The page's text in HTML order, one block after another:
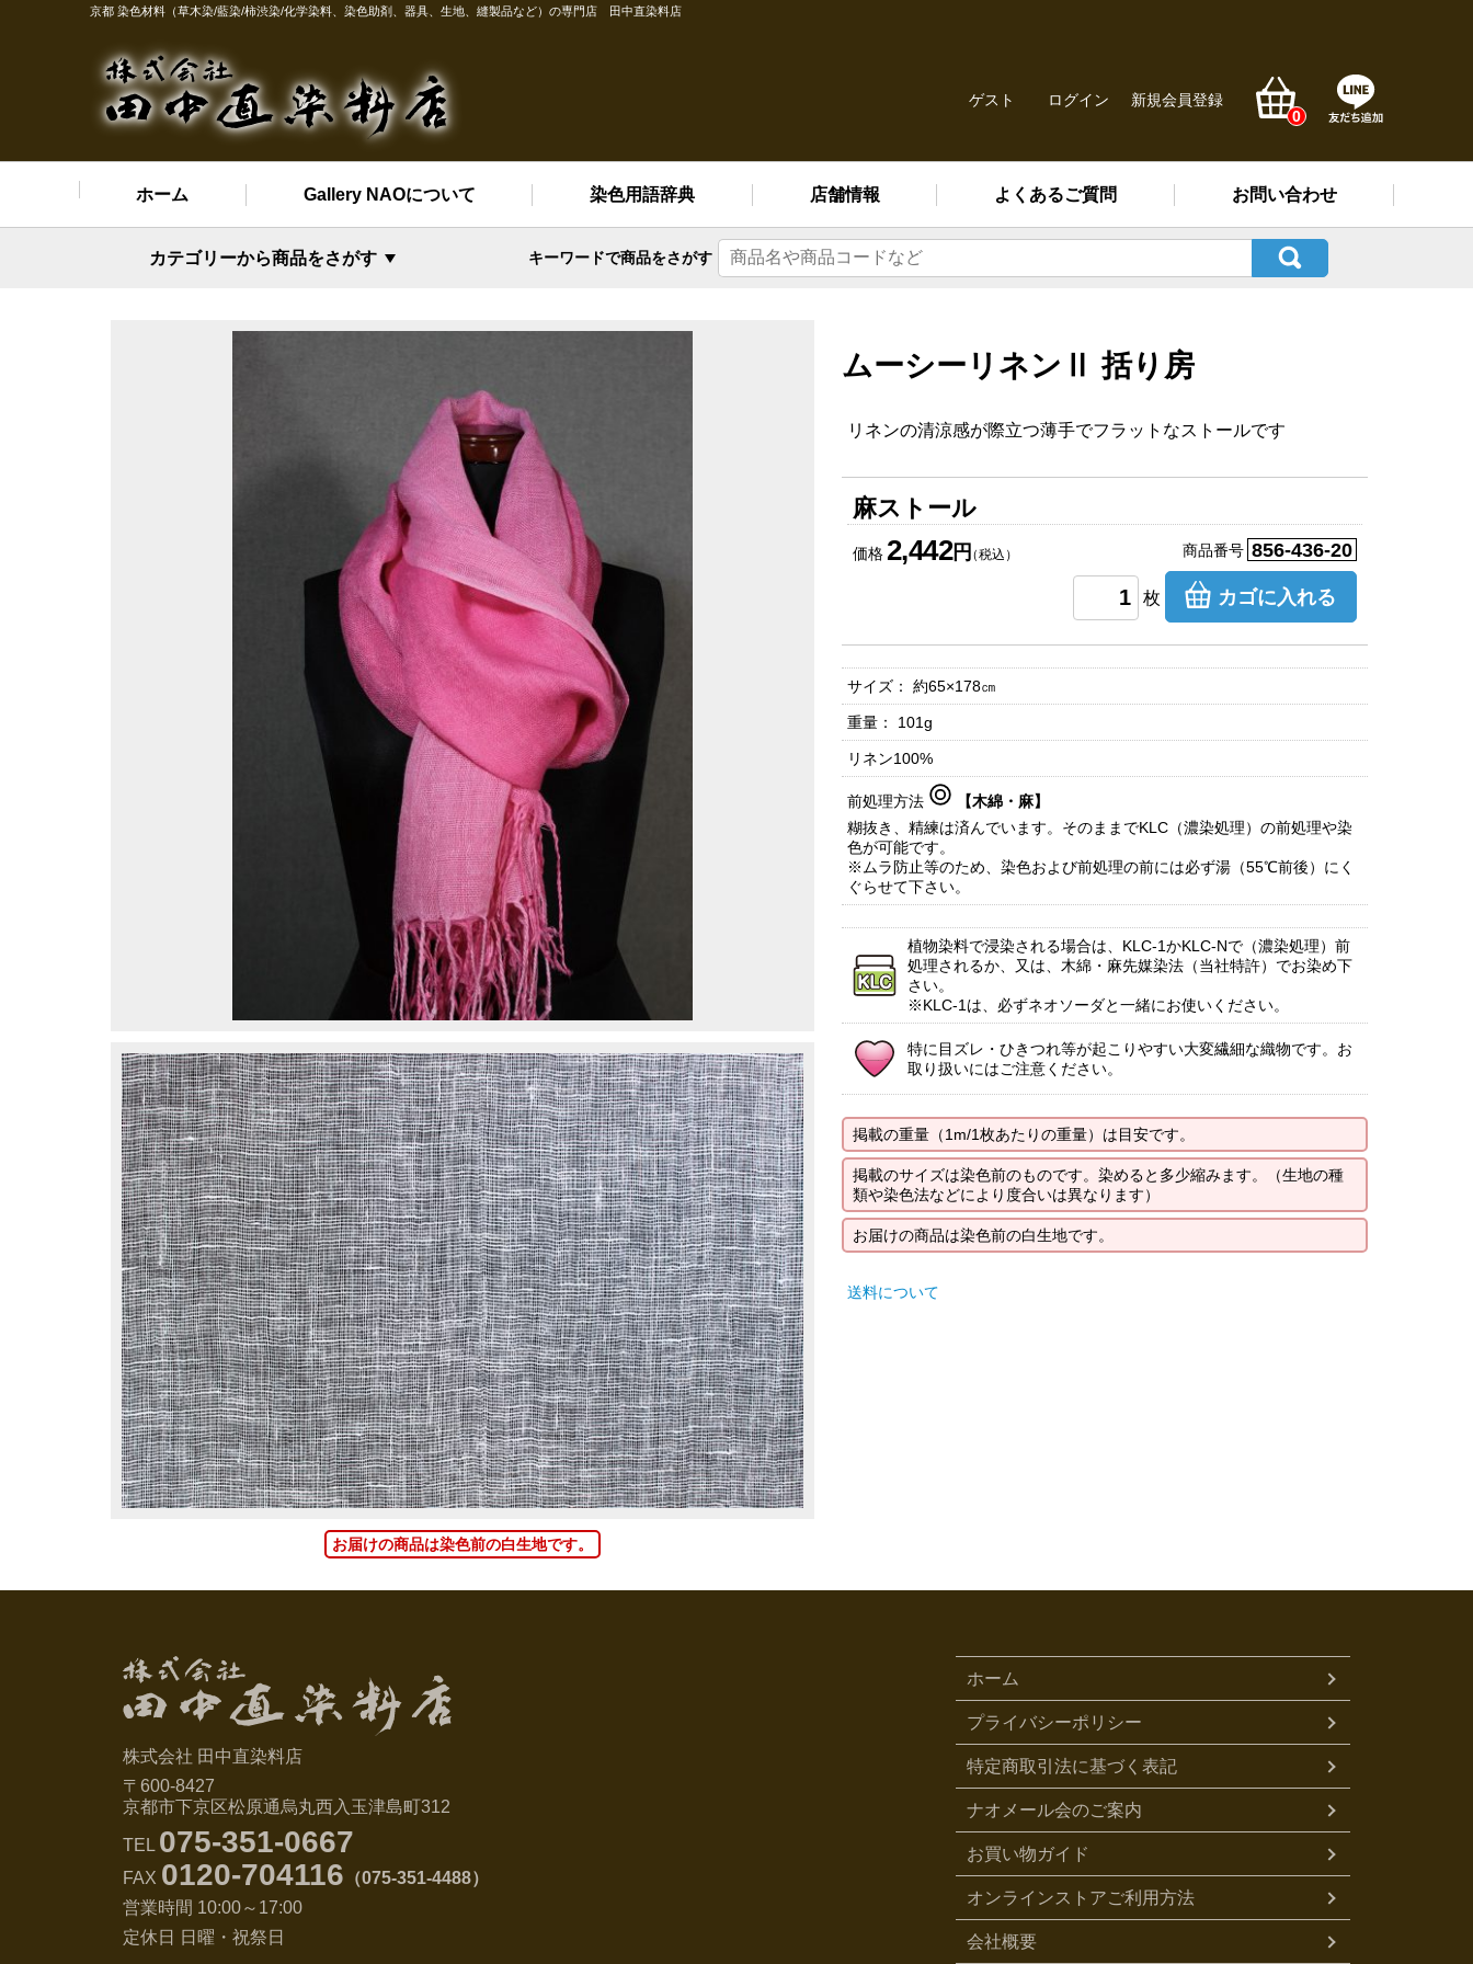
京都 染色材料（草木染/藍染/柿渋染/化学染料、染色助剤、器具、生地、縫製品など）の専門店 田中直染料店
ゲスト ログイン
新規会員登録
0
ホーム Gallery NAOについて 染色用語辞典 店舗情報 よくあるご質問 お問い合わせ
キーワードで商品をさがす
カテゴリーから商品をさがす
お届けの商品は染色前の白生地です。
ムーシーリネンⅡ 括り房
リネンの清涼感が際立つ薄手でフラットなストールです
麻ストール
価格2,442円（税込） 商品番号 856-436-20
枚 カゴに入れる
サイズ： 約65×178㎝
重量： 101g
リネン100%
前処理方法
【木綿・麻】
糊抜き、精練は済んでいます。そのままでKLC（濃染処理）の前処理や染
色が可能です。
※ムラ防止等のため、染色および前処理の前には必ず湯（55℃前後）にく
ぐらせて下さい。
植物染料で浸染される場合は、KLC-1かKLC-Nで（濃染処理）前
処理されるか、又は、木綿・麻先媒染法（当社特許）でお染め下
さい。
※KLC-1は、必ずネオソーダと一緒にお使いください。
特に目ズレ・ひきつれ等が起こりやすい大変繊細な織物です。お
取り扱いにはご注意ください。
掲載の重量（1m/1枚あたりの重量）は目安です。
掲載のサイズは染色前のものです。染めると多少縮みます。（生地の種
類や染色法などにより度合いは異なります）
お届けの商品は染色前の白生地です。
送料について
ホーム
プライバシーポリシー
特定商取引法に基づく表記
ナオメール会のご案内
お買い物ガイド
オンラインストアご利用方法
会社概要
株式会社 田中直染料店
〒600-8427
京都市下京区松原通烏丸西入玉津島町312
TEL 075-351-0667
FAX 0120-704116 （075-351-4488）
営業時間 10:00～17:00
定休日 日曜・祝祭日